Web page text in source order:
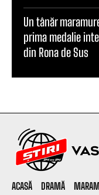
Un tânăr
prima medalie
din Rona de Sus
ACASĂ DRAMĂ